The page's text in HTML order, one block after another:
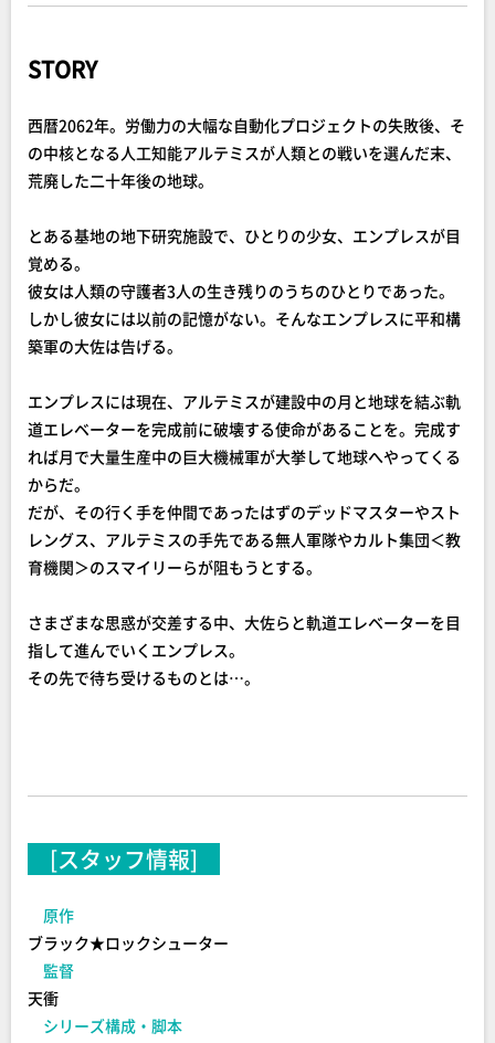
STORY
西暦2062年。労働力の大幅な自動化プロジェクトの失敗後、そ
の中核となる人工知能アルテミスが人類との戦いを選んだ末、
荒廃した二十年後の地球。
とある基地の地下研究施設で、ひとりの少女、エンプレスが目
覚める。
彼女は人類の守護者3人の生き残りのうちのひとりであった。
しかし彼女には以前の記憶がない。そんなエンプレスに平和構
築軍の大佐は告げる。
エンプレスには現在、アルテミスが建設中の月と地球を結ぶ軌
道エレベーターを完成前に破壊する使命があることを。完成す
れば月で大量生産中の巨大機械軍が大挙して地球へやってくる
からだ。
だが、その行く手を仲間であったはずのデッドマスターやスト
レングス、アルテミスの手先である無人軍隊やカルト集団＜教
育機関＞のスマイリーらが阻もうとする。
さまざまな思惑が交差する中、大佐らと軌道エレベーターを目
指して進んでいくエンプレス。
その先で待ち受けるものとは…。
[スタッフ情報]
原作
ブラック★ロックシューター
監督
天衝
シリーズ構成・脚本